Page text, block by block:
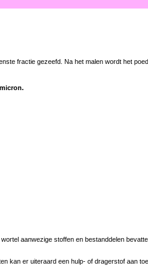
fractie gezeefd. Na het malen wordt het
aanwezige stoffen en bestanddelen
kan er uiteraard een hulp- of dragerstof aan